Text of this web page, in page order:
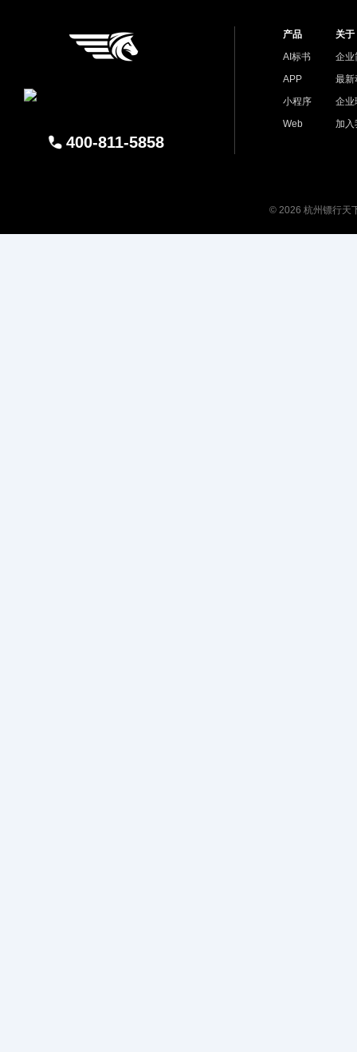
400-811-5858
产品
AI标书
APP
小程序
Web
关于
企业
最新
企业
加入
© 2026 杭州镖行天